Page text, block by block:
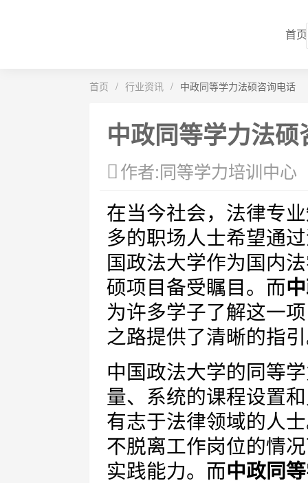
首页
首页 / 行业资讯 / 中政同等学力法硕咨询电话
中政同等学力法硕
作者:同等学力培训中心
在当今社会，法律专
多的职场人士希望通
国政法大学作为国内
硕项目备受瞩目。而
为许多学子了解这一
之路提供了清晰的指
中国政法大学的同等
量、系统的课程设置
有志于法律领域的人
不脱离工作岗位的情
实践能力。而中政同